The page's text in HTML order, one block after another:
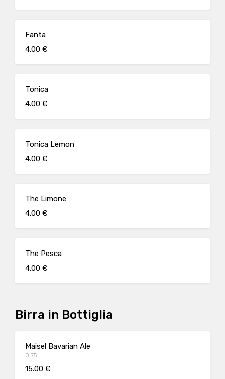
Fanta
4.00 €
Tonica
4.00 €
Tonica Lemon
4.00 €
The Limone
4.00 €
The Pesca
4.00 €
Birra in Bottiglia
Maisel Bavarian Ale
0.75 L
15.00 €